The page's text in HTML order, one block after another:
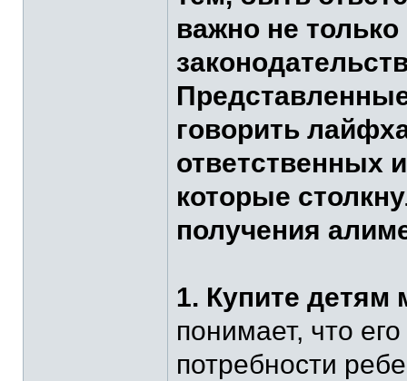
важно не
говорить
ответственных
которые
получения
1. Купите детям
понимает, что
потребности